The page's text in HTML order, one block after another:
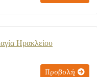
Ηρακλείου
Προβολή